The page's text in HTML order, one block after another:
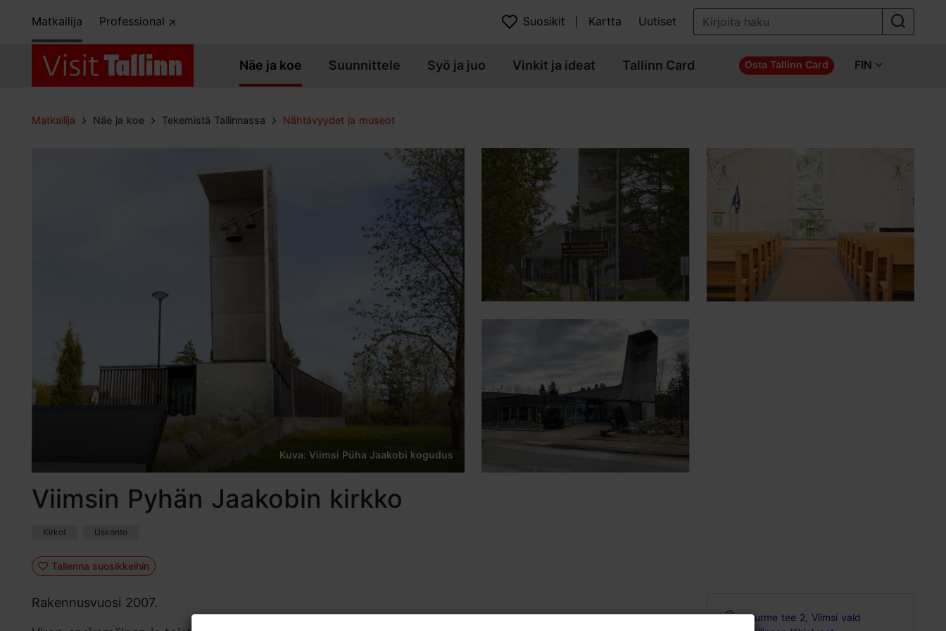
Matkailija Professional Suosikit Kartta Uutiset
Näe ja koe Suunnittele Syö ja juo Vinkit ja ideat Tallinn Card Osta Tallinn Card FIN
Matkailija Näe ja koe Tekemistä Tallinnassa Nähtävyydet ja museot
Kuva: Viimsi Püha Jaakobi kogudus
Viimsin Pyhän Jaakobin kirkko
Kirkot Uskonto
Tallenna suosikkeihin
Rakennusvuosi 2007.
Nurme tee 2, Viimsi vald